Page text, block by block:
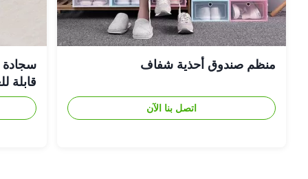
منظم صندوق أحذية شفاف
اتصل بنا الآن
سجادة
قابلة